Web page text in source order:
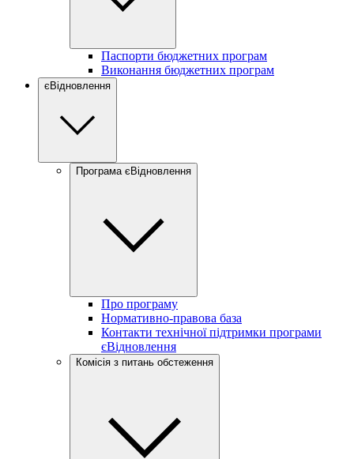
Паспорти бюджетних програм
Виконання бюджетних програм
єВідновлення
Програма єВідновлення
Про програму
Нормативно-правова база
Контакти технічної підтримки програми
єВідновлення
Комісія з питань обстеження